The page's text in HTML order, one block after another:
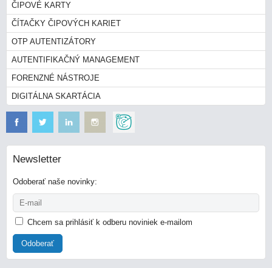
ČIPOVÉ KARTY
ČÍTAČKY ČIPOVÝCH KARIET
OTP AUTENTIZÁTORY
AUTENTIFIKAČNÝ MANAGEMENT
FORENZNÉ NÁSTROJE
DIGITÁLNA SKARTÁCIA
Newsletter
Odoberať naše novinky:
Chcem sa prihlásiť k odberu noviniek e-mailom
Odoberať